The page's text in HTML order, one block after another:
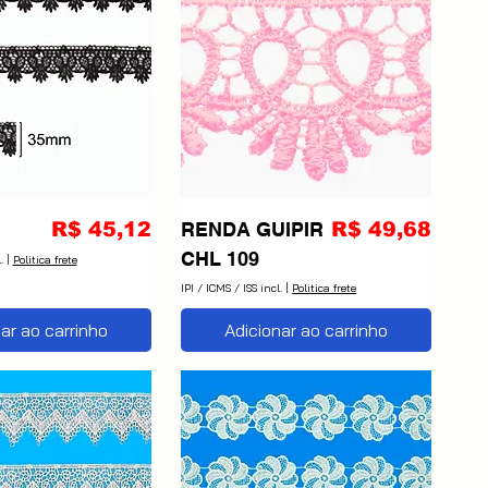
Preço
R$ 45,12
| Politica frete
ao carrinho
RENDA GUIPIR
CHL 109
Preço
R$ 49,68
IPI / ICMS / ISS incl. Politica frete
Adicionar ao carrinho